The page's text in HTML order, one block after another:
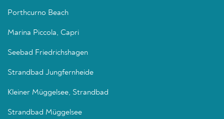
Porthcurno Beach
Marina Piccola, Capri
Seebad Friedrichshagen
Strandbad Jungfernheide
Kleiner Müggelsee, Strandbad
Strandbad Müggelsee